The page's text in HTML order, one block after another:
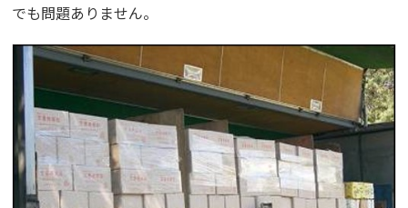
でも問題ありません。